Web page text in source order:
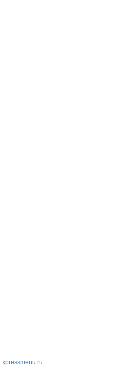
Expressmenu.ru